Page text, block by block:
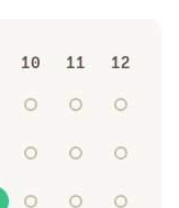
10 11 12